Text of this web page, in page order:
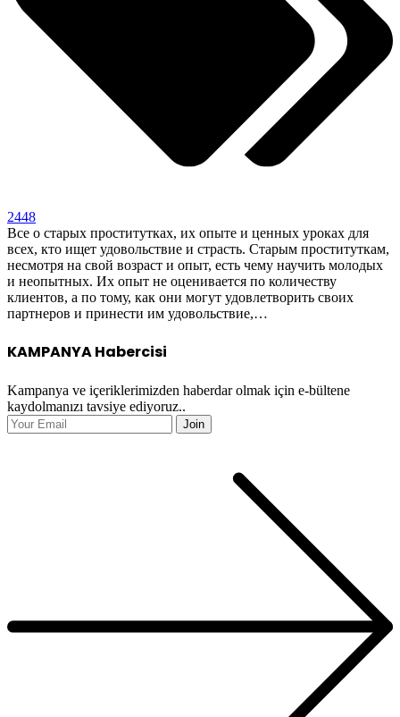
2448
Все о старых проститутках, их опыте и ценных уроках для
всех, кто ищет удовольствие и страсть. Старым проституткам,
несмотря на свой возраст и опыт, есть чему научить молодых
и неопытных. Их опыт не оценивается по количеству
клиентов, а по тому, как они могут удовлетворить своих
партнеров и принести им удовольствие,…
KAMPANYA Habercisi
Kampanya ve içeriklerimizden haberdar olmak için e-bültene
kaydolmanızı tavsiye ediyoruz..